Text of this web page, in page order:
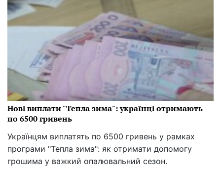
Нові виплати "Тепла зима": українці отримають
по 6500 гривень
Українцям виплатять по 6500 гривень у рамках
програми "Тепла зима": як отримати допомогу
грошима у важкий опалювальний сезон.